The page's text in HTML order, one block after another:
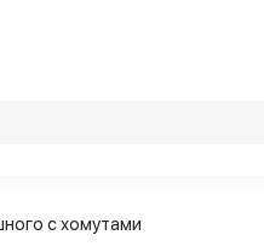
с хомутами